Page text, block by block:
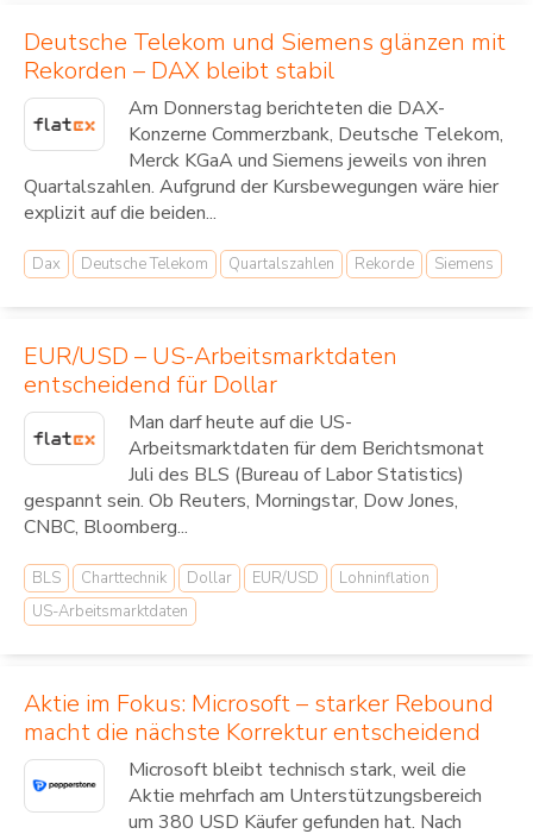
Deutsche Telekom und Siemens glänzen mit
Rekorden – DAX bleibt stabil
Am Donnerstag berichteten die DAX-
Konzerne Commerzbank, Deutsche Telekom,
Merck KGaA und Siemens jeweils von ihren
Quartalszahlen. Aufgrund der Kursbewegungen wäre hier
explizit auf die beiden...
Dax Deutsche Telekom Quartalszahlen Rekorde Siemens
EUR/USD – US-Arbeitsmarktdaten
entscheidend für Dollar
Man darf heute auf die US-
Arbeitsmarktdaten für dem Berichtsmonat
Juli des BLS (Bureau of Labor Statistics)
gespannt sein. Ob Reuters, Morningstar, Dow Jones,
CNBC, Bloomberg...
BLS Charttechnik Dollar EUR/USD
Lohninflation
US-Arbeitsmarktdaten
Aktie im Fokus: Microsoft – starker Rebound
macht die nächste Korrektur entscheidend
Microsoft bleibt technisch stark, weil die
Aktie mehrfach am Unterstützungsbereich
um 380 USD Käufer gefunden hat. Nach